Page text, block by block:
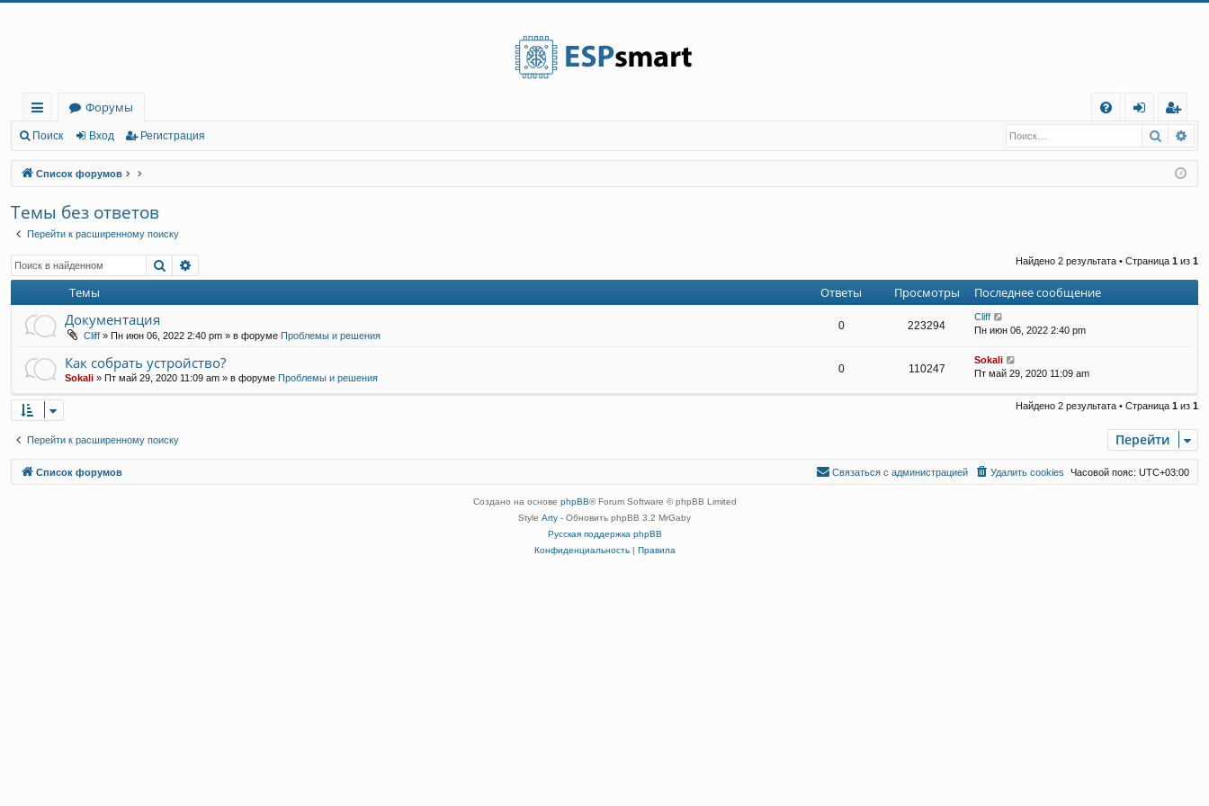
с
ы
лк
и
Форумы
Q
д
г
ис
тр
Поиск Вход Регистрация Поиск
Список форумов
Темы без ответов
Перейти к расширенному поиску
Поиск Найдено 2 результата • Страница 1 из 1
Темы Ответы Просмотры Последнее сообщение
Документация
Cliff » Пн июн 06, 2022 2:40 pm » в форуме Проблемы и решения
0 223294
Cliff
Пн июн 06, 2022 2:40 pm
Как собрать устройство?
Sokali » Пт май 29, 2020 11:09 am » в форуме Проблемы и решения
0 110247
Sokali
Пт май 29, 2020 11:09 am
Найдено 2 результата • Страница 1 из 1
Перейти к расширенному поиску Перейти
Список форумов Часовой пояс: UTC+03:00
Удалить cookies
Связаться с
Связаться с администрацией
Создано на основе phpBB® Forum Software © phpBB Limited
Style Arty - Обновить phpBB 3.2 MrGaby
Русская поддержка phpBB
Конфиденциальность| Правила